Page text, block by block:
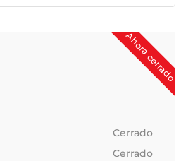
Ahora cerrado
Cerrado
Cerrado